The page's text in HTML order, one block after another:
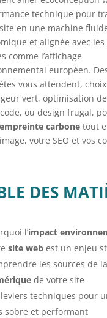
technique pour
en une machine
et alignée avec les
comme l’affichage
européen.
vous attendent, choix
vert, optimisation
ou design frugal,
empreinte carbonetout
votre SEO et vos
DES
l’impact
site webest un enjeu
les sources de la
de votre site
leviers techniques pour
sobre et performant